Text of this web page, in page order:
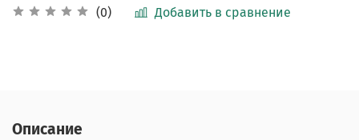
(0) Добавить в сравнение
Описание